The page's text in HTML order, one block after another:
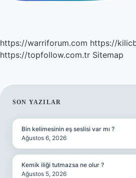
https://warriforum.com https://
https://topfollow.com.tr Sitemap
SIDEBAR
SON YAZILAR
Bin kelimesinin eş seslisi var mı ?
Ağustos 6, 2026
Kemik iliği tutmazsa ne olur ?
Ağustos 5, 2026